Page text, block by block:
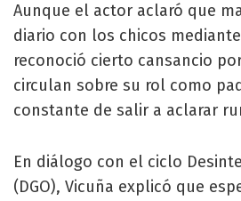
Aunque el actor aclaró que
diario con los chicos
reconoció cierto cansancio
circulan sobre su rol como
constante de salir a aclarar
En diálogo con el ciclo
(DGO), Vicuña explicó que